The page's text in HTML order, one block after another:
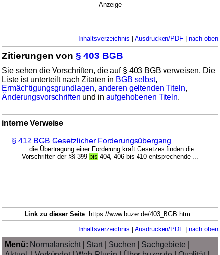
Anzeige
Inhaltsverzeichnis | Ausdrucken/PDF| nach oben
Zitierungen von§ 403 BGB
Sie sehen die Vorschriften, die auf § 403 BGB verweisen. Die
Liste ist unterteilt nach Zitaten in BGB selbst,
Ermächtigungsgrundlagen,anderen geltenden Titeln,
Änderungsvorschriften und inaufgehobenen Titeln.
interne Verweise
§ 412 BGB Gesetzlicher Forderungsübergang
... die Übertragung einer Forderung kraft Gesetzes finden die
Vorschriften der §§ 399bis 404, 406 bis 410 entsprechende ...
Link zu dieser Seite: https://www.buzer.de/403_BGB.htm
Inhaltsverzeichnis | Ausdrucken/PDF| nach oben
Menü: Normalansicht| Start| Suchen Sachgebiete